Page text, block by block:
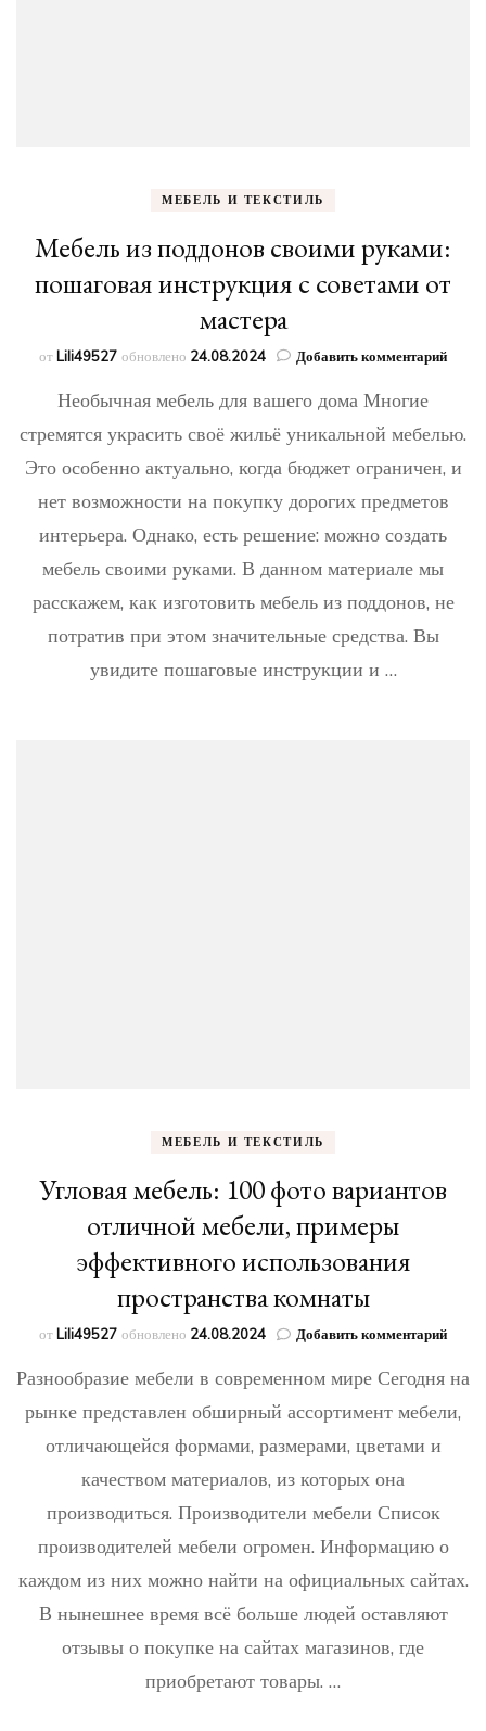
МЕБЕЛЬ И ТЕКСТИЛЬ
Мебель из поддонов своими руками:
пошаговая инструкция с советами от
мастера
от Lili49527 обновлено 24.08.2024 Добавить комментарийк
Необычная мебель для вашего дома Многие
стремятся украсить своё жильё уникальной мебелью.
Это особенно актуально, когда бюджет ограничен, и
нет возможности на покупку дорогих предметов
интерьера. Однако, есть решение: можно создать
мебель своими руками. В данном материале мы
расскажем, как изготовить мебель из поддонов, не
потратив при этом значительные средства. Вы
увидите пошаговые инструкции и …
МЕБЕЛЬ И ТЕКСТИЛЬ
Угловая мебель: 100 фото вариантов
отличной мебели, примеры
эффективного использования
пространства комнаты
от Lili49527 обновлено 24.08.2024 Добавить комментарийк
100
Разнообразие мебели в современном мире Сегодня на
рынке представлен обширный ассортимент мебели,
отличающейся формами, размерами, цветами и
качеством материалов, из которых она
производиться. Производители мебели Список
производителей мебели огромен. Информацию о
каждом из них можно найти на официальных сайтах.
В нынешнее время всё больше людей оставляют
отзывы о покупке на сайтах магазинов, где
приобретают товары. …